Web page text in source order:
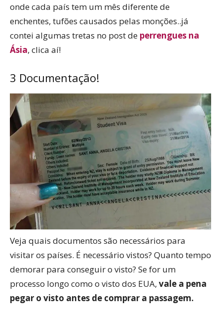
onde cada país tem um mês diferente de
enchentes, tufões causados pelas monções..já
contei algumas tretas no post de perrengues na
Ásia, clica aí!
3 Documentação!
Veja quais documentos são necessários para
visitar os países. É necessário vistos? Quanto tempo
demorar para conseguir o visto? Se for um
processo longo como o visto dos EUA, vale a pena
pegar o visto antes de comprar a passagem.